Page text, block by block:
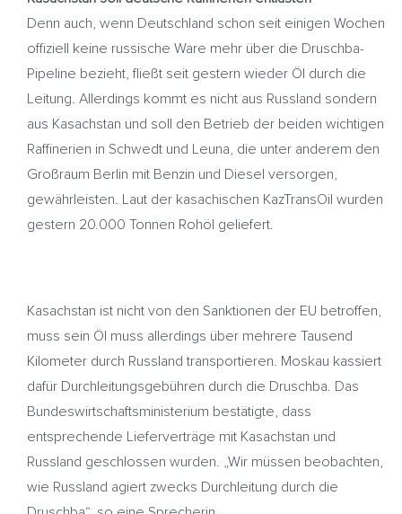
Denn auch, wenn Deutschland schon seit einigen Wochen
offiziell keine russische Ware mehr über die Druschba-
Pipeline bezieht, fließt seit gestern wieder Öl durch die
Leitung. Allerdings kommt es nicht aus Russland sondern
aus Kasachstan und soll den Betrieb der beiden wichtigen
Raffinerien in Schwedt und Leuna, die unter anderem den
Großraum Berlin mit Benzin und Diesel versorgen,
gewährleisten. Laut der kasachischen KazTransOil wurden
gestern 20.000 Tonnen Rohöl geliefert.
Kasachstan ist nicht von den Sanktionen der EU betroffen,
muss sein Öl muss allerdings über mehrere Tausend
Kilometer durch Russland transportieren. Moskau kassiert
dafür Durchleitungsgebühren durch die Druschba. Das
Bundeswirtschaftsministerium bestätigte, dass
entsprechende Lieferverträge mit Kasachstan und
Russland geschlossen wurden. „Wir müssen beobachten,
wie Russland agiert zwecks Durchleitung durch die